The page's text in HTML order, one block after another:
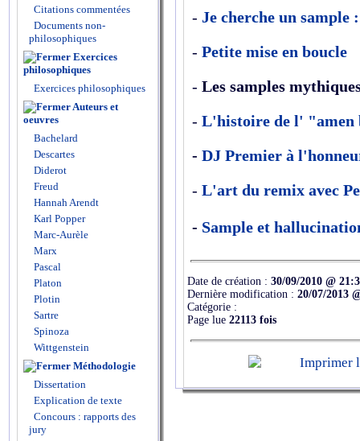
Citations commentées
Documents non-
philosophiques
Exercices
philosophiques
Exercices philosophiques
Auteurs et
oeuvres
Bachelard
Descartes
Diderot
Freud
Hannah Arendt
Karl Popper
Marc-Aurèle
Marx
Pascal
Platon
Plotin
Sartre
Spinoza
Wittgenstein
Méthodologie
Dissertation
Explication de texte
Concours : rapports des
jury
- Je cherche un sample
- Petite mise en boucle
- Les samples
- L'histoire de l' "amen
- DJ Premier à
- L'art du remix avec
- Sample et
Date de création : 30/09/2010 @
Dernière modification : 20/07/2013
Catégorie :
Page lue 22113 fois